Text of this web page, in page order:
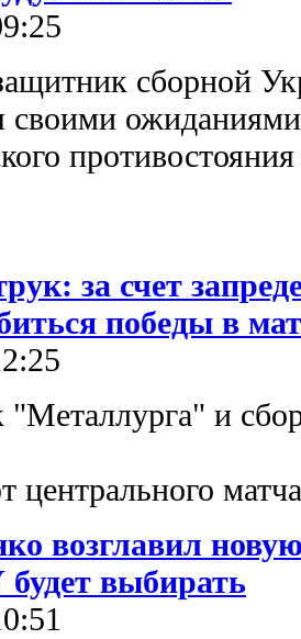
сборной
своими
за счет
победы в
"Металлурга" и
центрального
возглавил
выбирать